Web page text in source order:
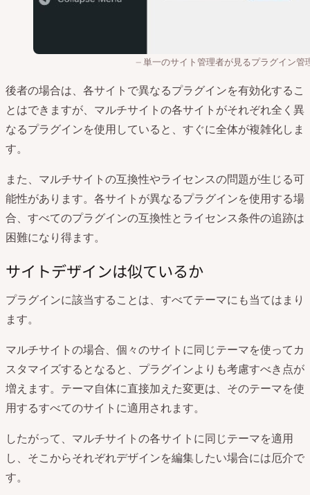
単一のサイト管理者が見るプラグイン管
後者の場合は、各サイトで異なるプラグインを有効化するこ
とはできますが、マルチサイトの各サイトがそれぞれ全く異
なるプラグインを使用していると、すぐに全体が複雑化しま
す。
また、マルチサイトの互換性やライセンスの問題が生じる可
能性があります。各サイトが異なるプラグインを使用する場
合、すべてのプラグインの互換性とライセンス条件の追跡は
困難になり得ます。
サイトデザインは似ているか
プラグインに該当することは、すべてテーマにも当てはまり
ます。
マルチサイトの場合、個々のサイトに同じテーマを使ってカ
スタマイズするとなると、プラグインよりも考慮すべき点が
増えます。テーマ自体に直接加えた変更は、そのテーマを使
用するすべてのサイトに適用されます。
したがって、マルチサイトの各サイトに同じテーマを適用
し、そこからそれぞれデザインを編集したい場合には厄介で
す。